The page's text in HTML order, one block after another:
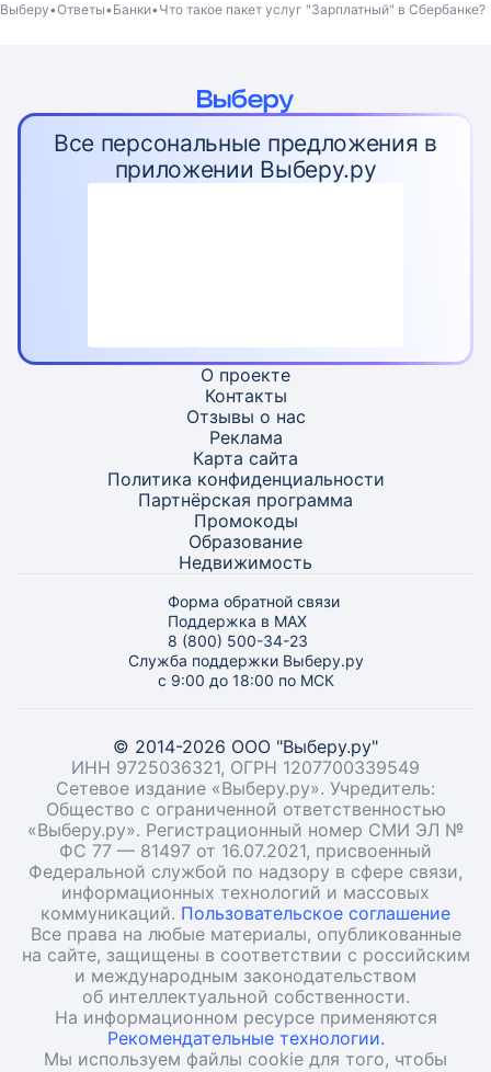
Выберу Ответы Банки Что такое пакет услуг "Зарплатный" в Сбербанке?
Все персональные предложения в
приложении Выберу.ру
О проекте
Контакты
Отзывы о нас
Реклама
Карта сайта
Политика конфиденциальности
Партнёрская программа
Промокоды
Образование
Недвижимость
Форма обратной связи
Поддержка в MAX
8 (800) 500-34-23
Служба поддержки Выберу.ру
с 9:00 до 18:00 по МСК
© 2014-2026 ООО "Выберу.ру"
ИНН 9725036321, ОГРН 1207700339549
Сетевое издание «Выберу.ру». Учредитель:
Общество с ограниченной ответственностью
«Выберу.ру». Регистрационный номер СМИ ЭЛ №
ФС 77 — 81497 от 16.07.2021, присвоенный
Федеральной службой по надзору в сфере связи,
информационных технологий и массовых
коммуникаций. Пользовательское соглашение
Все права на любые материалы, опубликованные
на сайте, защищены в соответствии с российским
и международным законодательством
об интеллектуальной собственности.
На информационном ресурсе применяются
Рекомендательные технологии.
Мы используем файлы cookie для того, чтобы